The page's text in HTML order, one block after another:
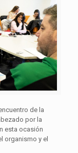
de la
por la
esta ocasión
organismo y el